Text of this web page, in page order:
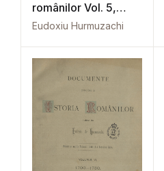
românilor Vol. 5,
Part. 1
Eudoxiu Hurmuzachi